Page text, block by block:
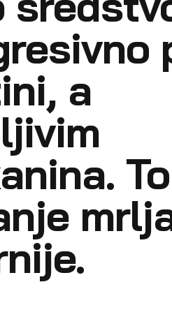
a